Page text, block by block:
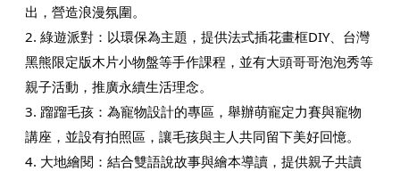
出，營造浪漫氛圍。​
2. 綠遊派對：​以環保為主題，提供法式插花畫框DIY、台灣
黑熊限定版木片小物盤等手作課程，並有大頭哥哥泡泡秀等
親子活動，推廣永續生活理念。​
3. 蹓蹓毛孩：​為寵物設計的專區，舉辦萌寵定力賽與寵物
講座，並設有拍照區，讓毛孩與主人共同留下美好回憶。
4. 大地繪閱：​結合雙語說故事與繪本導讀，提供親子共讀